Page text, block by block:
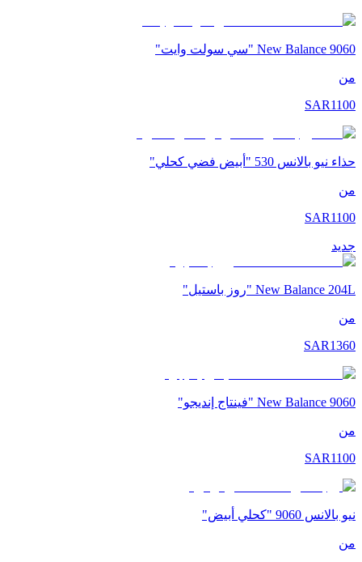
New Balance 9060 "سي سولت وايت"
من
SAR1100
حذاء نيو بالانس 530 "أبيض فضي كحلي"
من
SAR1100
جديد
New Balance 204L "روز باستيل"
من
SAR1360
New Balance 9060 "فينتاج إنديجو"
من
SAR1100
نيو بالانس 9060 "كحلي أبيض"
من